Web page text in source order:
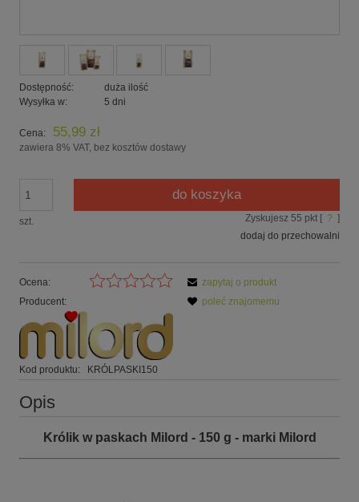
Dostępność:
duża ilość
Wysyłka w:
5 dni
Cena: 55,99 zł
zawiera 8% VAT, bez kosztów dostawy
szt.
do koszyka
Zyskujesz 55 pkt [ ? ]
dodaj do przechowalni
Ocena:
Producent:
Kod produktu: KRÓLPASKI150
zapytaj o produkt
poleć znajomemu
Opis
Królik w paskach Milord - 150 g - marki Milord